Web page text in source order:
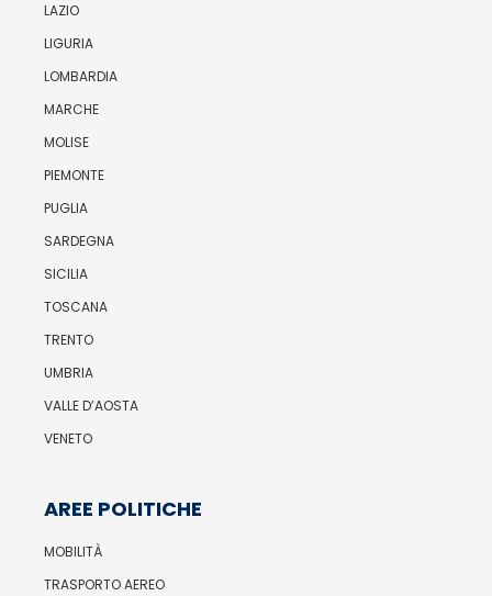
LAZIO
LIGURIA
LOMBARDIA
MARCHE
MOLISE
PIEMONTE
PUGLIA
SARDEGNA
SICILIA
TOSCANA
TRENTO
UMBRIA
VALLE D’AOSTA
VENETO
AREE POLITICHE
MOBILITÀ
TRASPORTO AEREO